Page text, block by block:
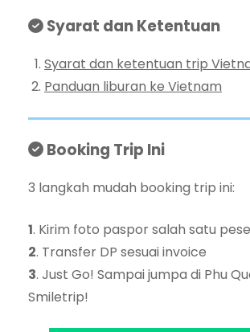
Syarat dan Ketentuan
Syarat dan ketentuan trip
Panduan liburan ke Vietnam
Booking Trip Ini
3 langkah mudah booking trip ini:
1. Kirim foto paspor salah satu
2. Transfer DP sesuai invoice
3. Just Go! Sampai jumpa di Phu
Smiletrip!